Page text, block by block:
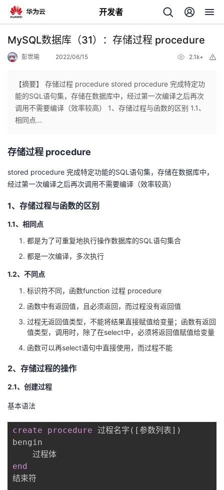
开发者
返
个
人
主
的
者
的
我
坛圈
子
的
直
播
我
的
活
动
我
的
关
我
的
发
我
Programs
的
MySQL数据库（31）：存储过程 procedure
彭世瑜 2022/06/15 2.1k+
【摘要】 存储过程 procedure stored procedure 完成特定功
能的SQL语句集，存储在数据库中，经过第一次编译之后再次
调用不需要编译（效率较高） 1、存储过程与函数的区别 1.1、
相同点...
存储过程 procedure
stored procedure 完成特定功能的SQL语句集，存储在数据库中，
经过第一次编译之后再次调用不需要编译（效率较高）
1、存储过程与函数的区别
1.1、相同点
都是为了可重复地执行操作数据库的SQL语句集合
都是一次编译，多次执行
1.2、不同点
标识符不同，函数function 过程 procedure
函数中有返回值，且必须返回，而过程没有返回值
过程无返回值类型，不能将结果直接赋值给变量；函数有返回
值类型，调用时，除了在select中，必须将返回值赋值给变量
函数可以再select语句中直接使用，而过程不能
2、存储过程的操作
2.1、创建过程
基本语法
create procedure 过程名字 ( [参数列表] )
bengin
end
结束符